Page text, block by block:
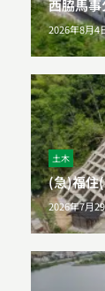
西脇馬
2026年8月4
土木
(急)福住
2026年7月